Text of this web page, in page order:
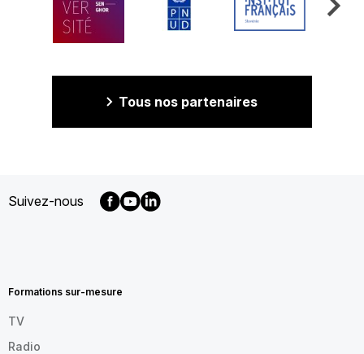
Tous nos partenaires
Suivez-nous
FR
Formations sur-mesure
TV
Radio